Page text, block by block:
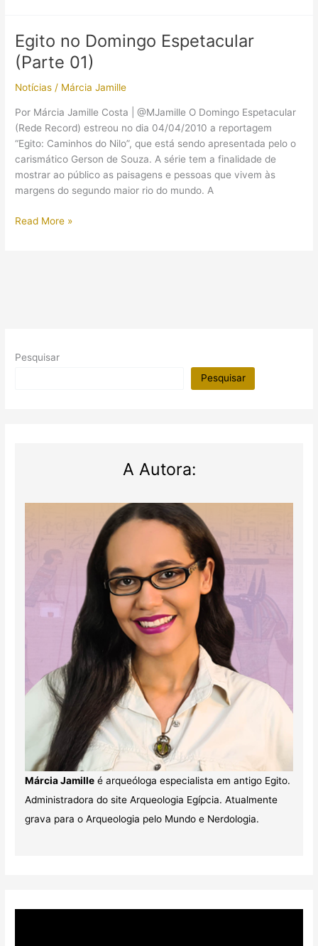
–
I
Egito no Domingo Espetacular
(Parte 01)
Notícias / Márcia Jamille
Por Márcia Jamille Costa | @MJamille O Domingo Espetacular
(Rede Record) estreou no dia 04/04/2010 a reportagem
“Egito: Caminhos do Nilo”, que está sendo apresentada pelo o
carismático Gerson de Souza. A série tem a finalidade de
mostrar ao público as paisagens e pessoas que vivem às
margens do segundo maior rio do mundo. A
Egito
Read More »
Pesquisar
Pesquisar
A Autora:
Márcia Jamilleé arqueóloga especialista em antigo Egito.
Administradora do site Arqueologia Egípcia. Atualmente
grava para o Arqueologia pelo Mundo e Nerdologia.